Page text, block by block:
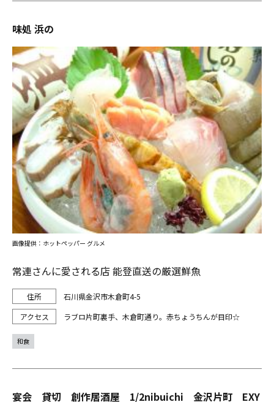
味処 浜の
常連さんに愛される店 能登直送の厳選鮮魚
石川県金沢市木倉町4-5
ラブロ片町裏手、木倉町通り。赤ちょうちんが目印☆
画像提供：ホットペッパー グルメ
和食
宴会 貸切 創作居酒屋 1/2nibuichi 金沢片町 EXY